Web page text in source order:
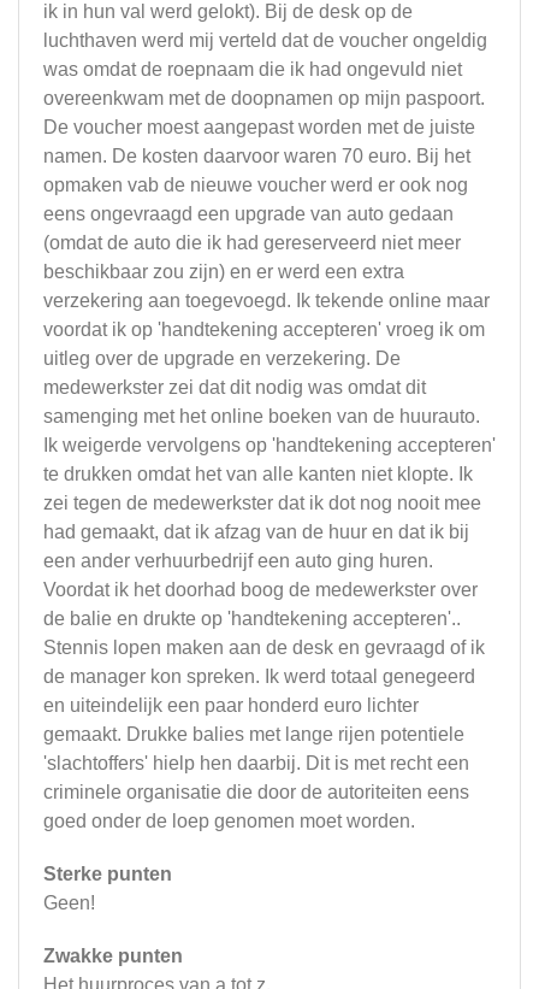
ik in hun val werd gelokt). Bij de desk op de
luchthaven werd mij verteld dat de voucher ongeldig
was omdat de roepnaam die ik had ongevuld niet
overeenkwam met de doopnamen op mijn paspoort.
De voucher moest aangepast worden met de juiste
namen. De kosten daarvoor waren 70 euro. Bij het
opmaken vab de nieuwe voucher werd er ook nog
eens ongevraagd een upgrade van auto gedaan
(omdat de auto die ik had gereserveerd niet meer
beschikbaar zou zijn) en er werd een extra
verzekering aan toegevoegd. Ik tekende online maar
voordat ik op 'handtekening accepteren' vroeg ik om
uitleg over de upgrade en verzekering. De
medewerkster zei dat dit nodig was omdat dit
samenging met het online boeken van de huurauto.
Ik weigerde vervolgens op 'handtekening accepteren'
te drukken omdat het van alle kanten niet klopte. Ik
zei tegen de medewerkster dat ik dot nog nooit mee
had gemaakt, dat ik afzag van de huur en dat ik bij
een ander verhuurbedrijf een auto ging huren.
Voordat ik het doorhad boog de medewerkster over
de balie en drukte op 'handtekening accepteren'..
Stennis lopen maken aan de desk en gevraagd of ik
de manager kon spreken. Ik werd totaal genegeerd
en uiteindelijk een paar honderd euro lichter
gemaakt. Drukke balies met lange rijen potentiele
'slachtoffers' hielp hen daarbij. Dit is met recht een
criminele organisatie die door de autoriteiten eens
goed onder de loep genomen moet worden.
Sterke punten
Geen!
Zwakke punten
Het huurproces van a tot z.